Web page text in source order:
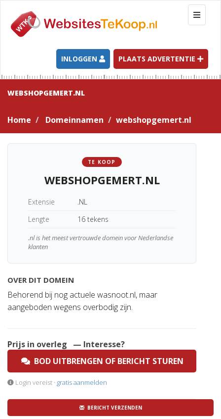
T
o
g
l
e
n
a
t
INLOGGEN PLAATS ADVERTENTIE
WEBSHOPGEMERT.NL
Home Domeinnamen webshopgemert.nl
TE KOOP
WEBSHOPGEMERT.NL
Extensie
.NL
Lengte
16 tekens
.nl is het meest vertrouwde domein voor Nederlandse
klanten
OVER DIT DOMEIN
Behorend bij nog actuele wasnoot.nl, maar
aangeboden wegens overbodig zijn.
Prijs in overleg
— Interesse?
BOD UITBRENGEN OF BERICHT STUREN
Login vereist · gratis aanmelden
BERICHT VERZENDEN